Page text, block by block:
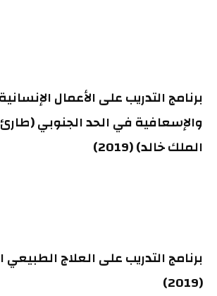
برنامج التدريب على الأعمال
والإسعافية في الحد الجنوبي
الملك خالد) (2019)
برنامج التدريب على العلاج
(2019)